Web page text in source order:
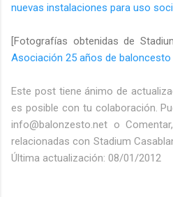
nuevas instalaciones para uso
[Fotografías obtenidas de
Asociación 25 años de
Este post tiene ánimo de
es posible con tu colaboración.
info@balonzesto.net o
relacionadas con Stadium
Última actualización: 08/01/2012